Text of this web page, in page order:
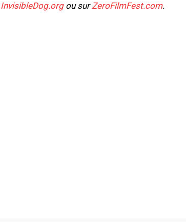
InvisibleDog.orgou surZeroFilmFest.com.